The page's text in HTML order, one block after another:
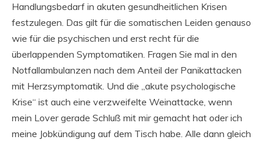
Handlungsbedarf in akuten gesundheitlichen Krisen
festzulegen. Das gilt für die somatischen Leiden genauso
wie für die psychischen und erst recht für die
überlappenden Symptomatiken. Fragen Sie mal in den
Notfallambulanzen nach dem Anteil der Panikattacken
mit Herzsymptomatik. Und die „akute psychologische
Krise“ ist auch eine verzweifelte Weinattacke, wenn
mein Lover gerade Schluß mit mir gemacht hat oder ich
meine Jobkündigung auf dem Tisch habe. Alle dann gleich